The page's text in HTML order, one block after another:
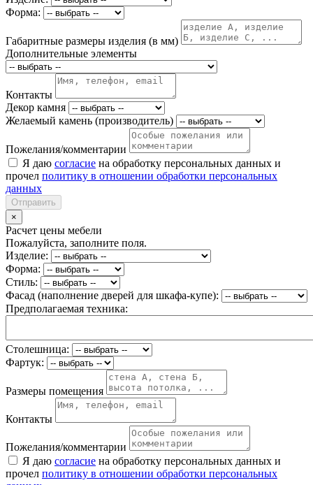
Форма:
Габаритные размеры изделия (в мм)
Дополнительные элементы
Контакты
Декор камня
Желаемый камень (производитель)
Пожелания/комментарии
Я даю согласие на обработку персональных данных и
прочел политику в отношении обработки персональных
данных
Отправить
×
Расчет цены мебели
Пожалуйста, заполните поля.
Изделие:
Форма:
Стиль:
Фасад (наполнение дверей для шкафа-купе):
Предполагаемая техника:
Столешница:
Фартук:
Размеры помещения
Контакты
Пожелания/комментарии
Я даю согласие на обработку персональных данных и
прочел политику в отношении обработки персональных